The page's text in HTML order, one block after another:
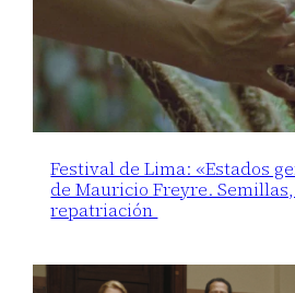
Festival de Lima: «Estados
de Mauricio Freyre.
repatriación